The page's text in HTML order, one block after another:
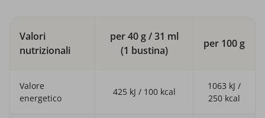
Valori
nutrizionali
per 40 g / 31 ml
(1 bustina)
per 100 g
Valore
energetico
425 kJ / 100 kcal
1063 kJ /
250 kcal